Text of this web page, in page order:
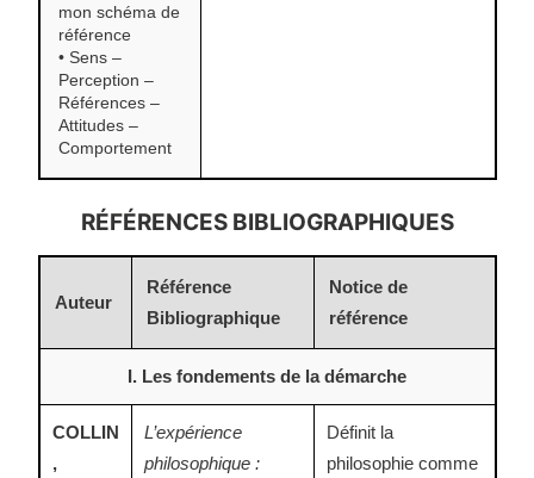
mon schéma de
référence
• Sens –
Perception –
Références –
Attitudes –
Comportement
RÉFÉRENCES BIBLIOGRAPHIQUES
Auteur
Référence
Bibliographique
Notice de
référence
I. Les fondements de la démarche
COLLIN
,
L’expérience
philosophique :
Définit la
philosophie comme